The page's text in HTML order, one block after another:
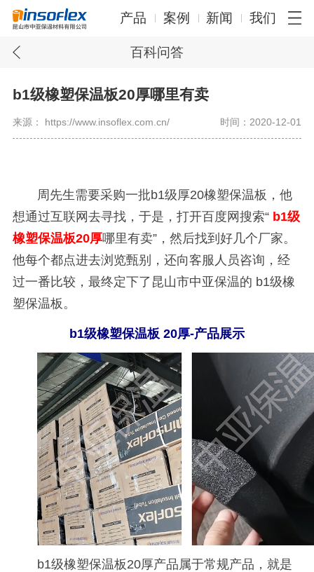
产品 案例 新闻 我们
百科问答
b1级橡塑保温板20厚哪里有卖
来源： https://www.insoflex.com.cn/ 时间：2020-12-01
周先生需要采购一批b1级厚20橡塑保温板，他
想通过互联网去寻找，于是，打开百度网搜索“ b1级
橡塑保温板20厚哪里有卖”，然后找到好几个厂家。
他每个都点进去浏览甄别，还向客服人员咨询，经
过一番比较，最终定下了昆山市中亚保温的 b1级橡
塑保温板。
b1级橡塑保温板 20厚-产品展示
b1级橡塑保温板20厚产品属于常规产品，就是